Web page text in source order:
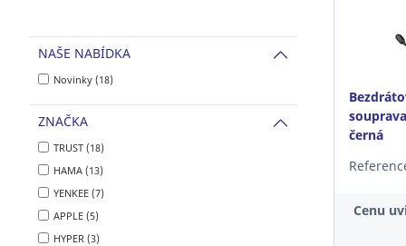
NAŠE NABÍDKA
Novinky (18)
ZNAČKA
TRUST (18)
HAMA (13)
YENKEE (7)
APPLE (5)
HYPER (3)
černá
Cenu